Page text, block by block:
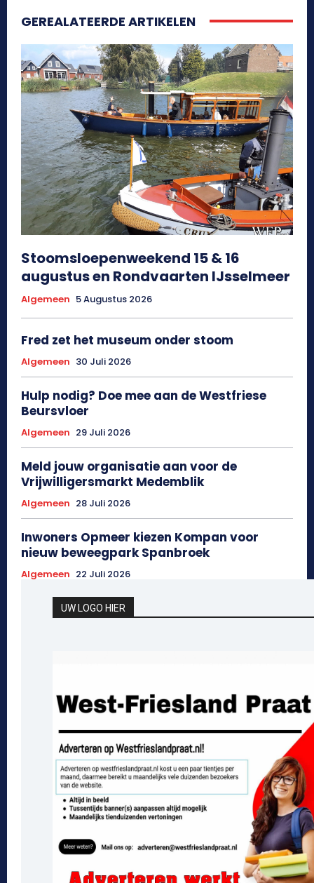
GEREALATEERDE ARTIKELEN
Stoomsloepenweekend 15 & 16
augustus en Rondvaarten IJsselmeer
Algemeen 5 Augustus 2026
Fred zet het museum onder stoom
Algemeen 30 Juli 2026
Hulp nodig? Doe mee aan de Westfriese
Beursvloer
Algemeen 29 Juli 2026
Meld jouw organisatie aan voor de
Vrijwilligersmarkt Medemblik
Algemeen 28 Juli 2026
Inwoners Opmeer kiezen Kompan voor
nieuw beweegpark Spanbroek
Algemeen 22 Juli 2026
UW LOGO HIER